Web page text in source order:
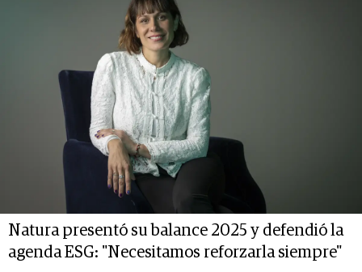
Natura presentó su balance 2025 y defendió la
agenda ESG: "Necesitamos reforzarla siempre"